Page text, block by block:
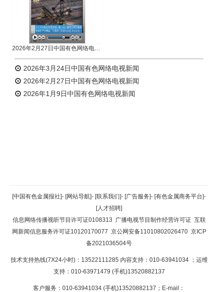
2026年2月27日中国有色网络电视新闻
2026年3月24日中国有色网络电视新闻
2026年2月27日中国有色网络电视新闻
2026年1月9日中国有色网络电视新闻
返回顶部
返回首页
[中国有色金属报社]- [网站导航]- [联系我们]- [广告服务]- [有色金属商务平台]-
[人才招聘]
信息网络传播视听节目许可证0108313 广播电视节目制作经营许可证 互联
网新闻信息服务许可证10120170077 京公网安备11010802026470 京ICP
备2021036504号
技术支持热线(7X24小时)：13522111285 内容支持：010-63941034 ；运维
支持：010-63971479 (手机)13520882137
客户服务：010-63941034 (手机)13520882137；E-mail：